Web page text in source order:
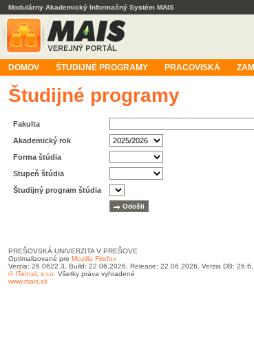
Modulárny Akademický Informačný Systém MAIS
DOMOV ŠTUDIJNÉ PROGRAMY PRACOVISKÁ
Študijné programy
Fakulta
Akademický rok
Forma štúdia
Stupeň štúdia
Študijný program štúdia
PREŠOVSKÁ UNIVERZITA V PREŠOVE
Optimalizované pre Mozilla Firefox
Verzia: 26.0622.3, Build: 22.06.2026, Release: 22.06.2026, Verzia DB:
© ITernal, s.r.o. Všetky práva vyhradené
www.mais.sk